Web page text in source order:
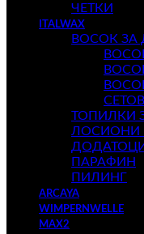
ЧЕТКИ
ITALWAX
ВОСОК ЗА
ТОПИЛКИ
ЛОСИОНИ
ПАРАФИН
ПИЛИНГ
ARCAYA
WIMPERNWELLE
MAX2